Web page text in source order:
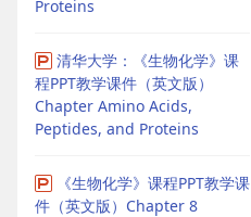
Proteins
清华大学：《生物化学》课
程PPT教学课件（英文版）
Chapter Amino Acids,
Peptides, and Proteins
《生物化学》课程PPT教学课
件（英文版）Chapter 8